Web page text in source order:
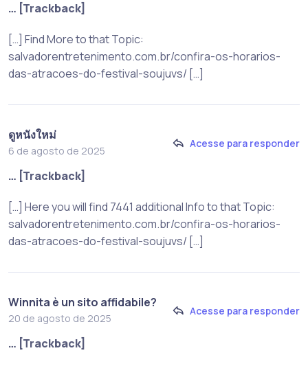
… [Trackback]
[…] Find More to that Topic:
salvadorentretenimento.com.br/confira-os-horarios-
das-atracoes-do-festival-soujuvs/ […]
ดูหนังใหม่
6 de agosto de 2025
Acesse para responder
… [Trackback]
[…] Here you will find 7441 additional Info to that Topic:
salvadorentretenimento.com.br/confira-os-horarios-
das-atracoes-do-festival-soujuvs/ […]
Winnita è un sito affidabile?
20 de agosto de 2025
Acesse para responder
… [Trackback]